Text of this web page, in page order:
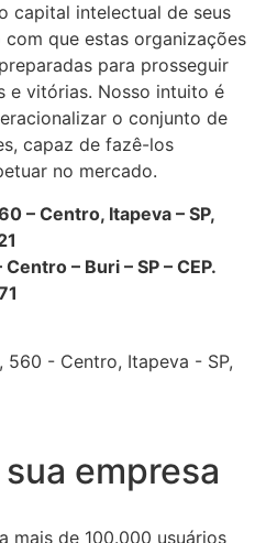
capital intelectual de seus
que estas organizações
para prosseguir
e vitórias. Nosso intuito é
o conjunto de
capaz de fazê-los
no mercado.
– Centro, Itapeva – SP,
– Buri – SP – CEP.
560 - Centro, Itapeva - SP,
empresa
mais de 100.000 usuários